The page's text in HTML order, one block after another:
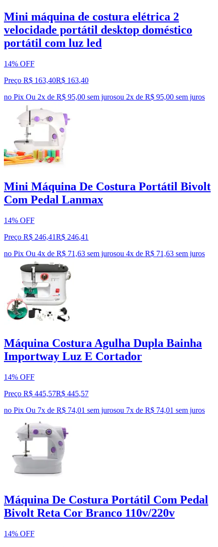
Mini máquina de costura elétrica 2
velocidade portátil desktop doméstico
portátil com luz led
14% OFF
Preço R$ 163,40R$ 163,40
no Pix Ou 2x de R$ 95,00 sem jurosou 2x de R$ 95,00 sem juros
Mini Máquina De Costura Portátil Bivolt
Com Pedal Lanmax
14% OFF
Preço R$ 246,41R$ 246,41
no Pix Ou 4x de R$ 71,63 sem jurosou 4x de R$ 71,63 sem juros
Máquina Costura Agulha Dupla Bainha
Importway Luz E Cortador
14% OFF
Preço R$ 445,57R$ 445,57
no Pix Ou 7x de R$ 74,01 sem jurosou 7x de R$ 74,01 sem juros
Máquina De Costura Portátil Com Pedal
Bivolt Reta Cor Branco 110v/220v
14% OFF